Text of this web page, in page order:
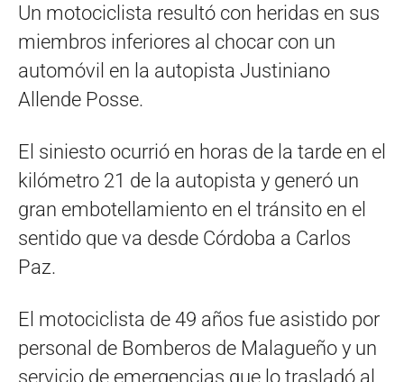
Un motociclista resultó con heridas en sus
miembros inferiores al chocar con un
automóvil en la autopista Justiniano
Allende Posse.
El siniesto ocurrió en horas de la tarde en el
kilómetro 21 de la autopista y generó un
gran embotellamiento en el tránsito en el
sentido que va desde Córdoba a Carlos
Paz.
El motociclista de 49 años fue asistido por
personal de Bomberos de Malagueño y un
servicio de emergencias que lo trasladó al